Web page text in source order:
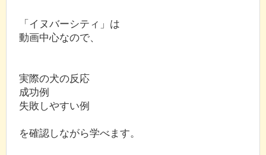
「イヌバーシティ」は
動画中心なので、
実際の犬の反応
成功例
失敗しやすい例
を確認しながら学べます。